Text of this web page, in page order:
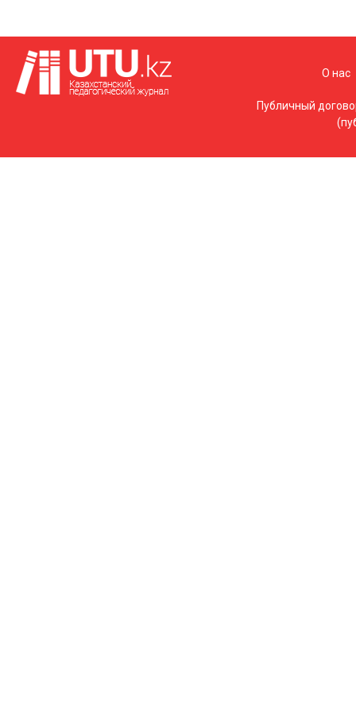
О нас
Публичный